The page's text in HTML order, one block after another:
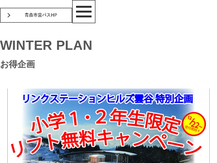
WINTER PLAN
お得企画